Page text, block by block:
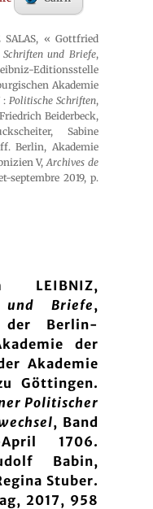
SALAS, « Gottfried
Schriften und Briefe,
Editionsstelle
Akademie
: Politische Schriften,
Beiderbeck,
Sabine
Berlin, Akademie
V,Archives de
septembre 2019, p.
LEIBNIZ,
und Briefe,
der Berlin-
der
Akademie
Göttingen.
Politischer
, Band
1706.
Babin,
Stuber.
2017, 958